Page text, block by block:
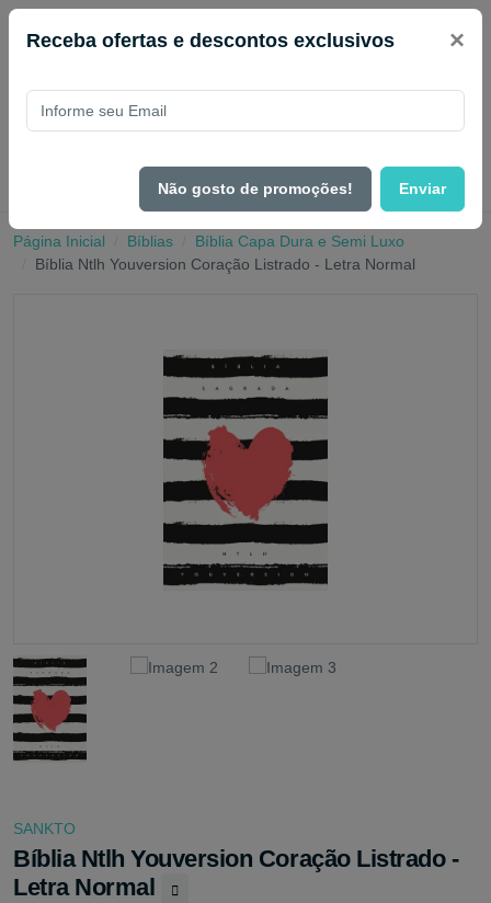
Página Inicial Bíblias
Bíblia Capa Dura e Semi Luxo
Bíblia Ntlh Youversion Coração Listrado - Letra Normal
SANKTO
Bíblia Ntlh Youversion Coração Listrado -
Letra Normal
Receba ofertas e descontos exclusivos ×
Não gosto de promoções! Enviar